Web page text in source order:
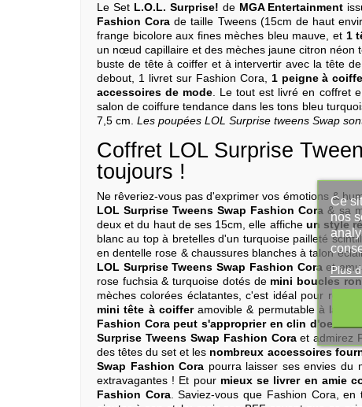
Le Set L.O.L. Surprise! de MGA Entertainment
Fashion Cora de taille Tweens (15cm de haut
frange bicolore aux fines mèches bleu mauve, et 1
un nœud capillaire et des mèches jaune citron néon
buste de tête à coiffer et à intervertir avec la tête
debout, 1 livret sur Fashion Cora, 1 peigne à
accessoires de mode . Le tout est livré en coffret
salon de coiffure tendance dans les tons bleu
7,5 cm. Les poupées LOL Surprise tweens Swap
Coffret LOL Surprise
toujours !
Ne rêveriez-vous pas d'exprimer vos émotions &
LOL Surprise Tweens Swap Fashion Cora& sa
deux et du haut de ses 15cm, elle affiche un style
blanc au top à bretelles d'un turquoise pailleté
en dentelle rose & chaussures blanches à talon
LOL Surprise Tweens Swap Fashion Coraet
rose fuchsia & turquoise dotés de mini boucles
mèches colorées éclatantes, c'est idéal pour
mini tête à coifferamovible & permutable à la
Fashion Cora peut s'approprier en clin d'oeil !
Surprise Tweens Swap Fashion Coraet admirez
des têtes du set et les nombreux accessoires
Swap Fashion Cora pourra laisser ses envies du
extravagantes ! Et pour mieux se livrer en amie
Fashion Cora. Saviez-vous que Fashion Cora,
Ce
nos
Plus